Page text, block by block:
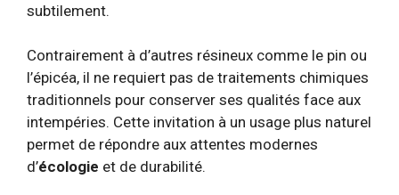
subtilement.
Contrairement à d’autres résineux comme le pin ou
l’épicéa, il ne requiert pas de traitements chimiques
traditionnels pour conserver ses qualités face aux
intempéries. Cette invitation à un usage plus naturel
permet de répondre aux attentes modernes
d’écologie et de durabilité.